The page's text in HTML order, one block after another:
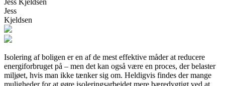
Jess
Kjeldsen
Isolering af boligen er en af de mest effektive måder at reducere
energiforbruget på – men det kan også være en proces, der belaster
miljøet, hvis man ikke tænker sig om. Heldigvis findes der mange
muligheder for at gøre isoleringsarbejdet mere bæredygtigt ved at